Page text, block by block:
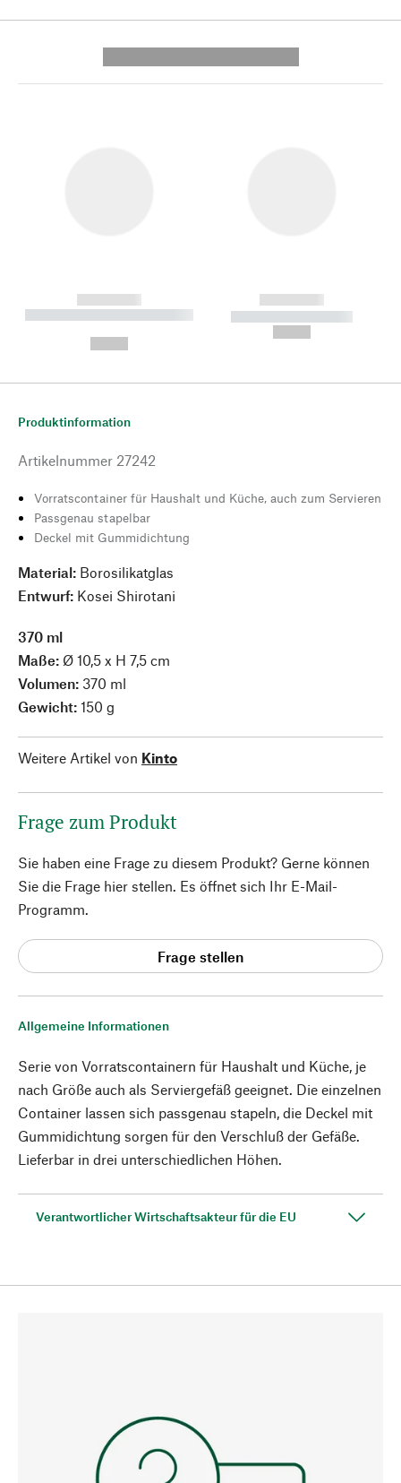
------------
----------- ----------- --------
------------
----------- -----------
Allgemeine Informationen
Serie von Vorratscontainern für Haushalt und Küche, je
nach Größe auch als Serviergefäß geeignet. Die einzelnen
Container lassen sich passgenau stapeln, die Deckel mit
Gummidichtung sorgen für den Verschluß der Gefäße.
Lieferbar in drei unterschiedlichen Höhen.
Verantwortlicher Wirtschaftsakteur für die EU
Produktinformation
Artikelnummer 27242
Vorratscontainer für Haushalt und Küche, auch zum Servieren
Passgenau stapelbar
Deckel mit Gummidichtung
Material: Borosilikatglas
Entwurf: Kosei Shirotani
370 ml
Maße: Ø 10,5 x H 7,5 cm
Volumen: 370 ml
Gewicht: 150 g
Weitere Artikel von Kinto
Frage zum Produkt
Sie haben eine Frage zu diesem Produkt? Gerne können
Sie die Frage hier stellen. Es öffnet sich Ihr E-Mail-
Programm.
Frage stellen